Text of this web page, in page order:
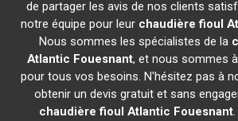
de partager les avis de nos clients
notre équipe pour leur chaudière fioul
Nous sommes les spécialistes de la
Atlantic Fouesnant, et nous sommes
pour tous vos besoins. N'hésitez pas à
obtenir un devis gratuit et sans
chaudière fioul Atlantic Fouesnant